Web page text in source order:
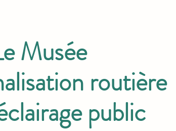
Musée
routière
public